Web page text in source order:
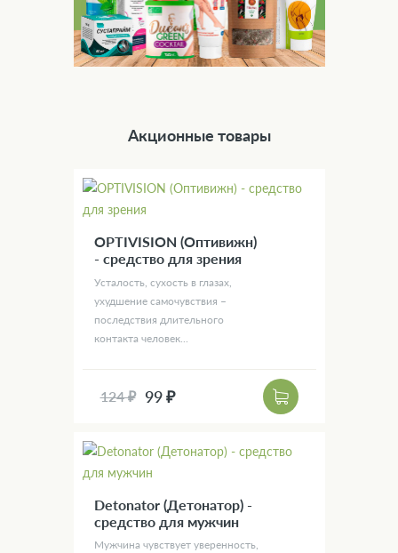
Акционные товары
OPTIVISION (Оптивижн)
- средство для зрения
Усталость, сухость в глазах,
ухудшение самочувствия –
последствия длительного
контакта человек...
124 ₽ 99 ₽
Detonator (Детонатор) -
средство для мужчин
Мужчина чувствует уверенность,